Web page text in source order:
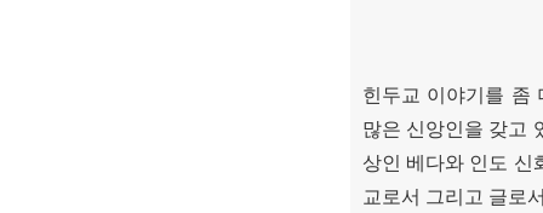
힌두교 이야기를 좀
많은 신앙인을 갖고
상인 베다와 인도 신
교로서 그리고 글로